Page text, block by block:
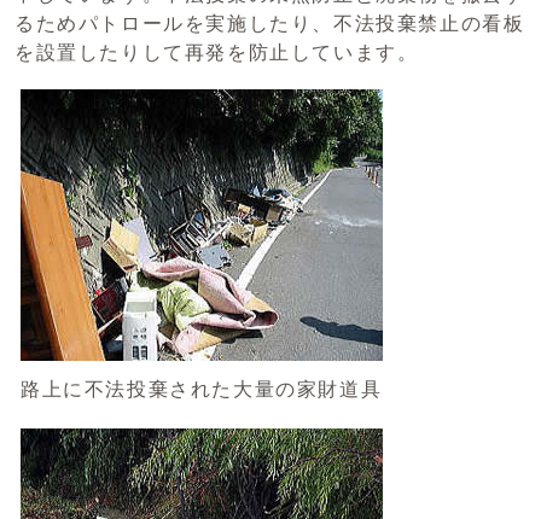
るためパトロールを実施したり、不法投棄禁止の看板
を設置したりして再発を防止しています。
路上に不法投棄された大量の家財道具